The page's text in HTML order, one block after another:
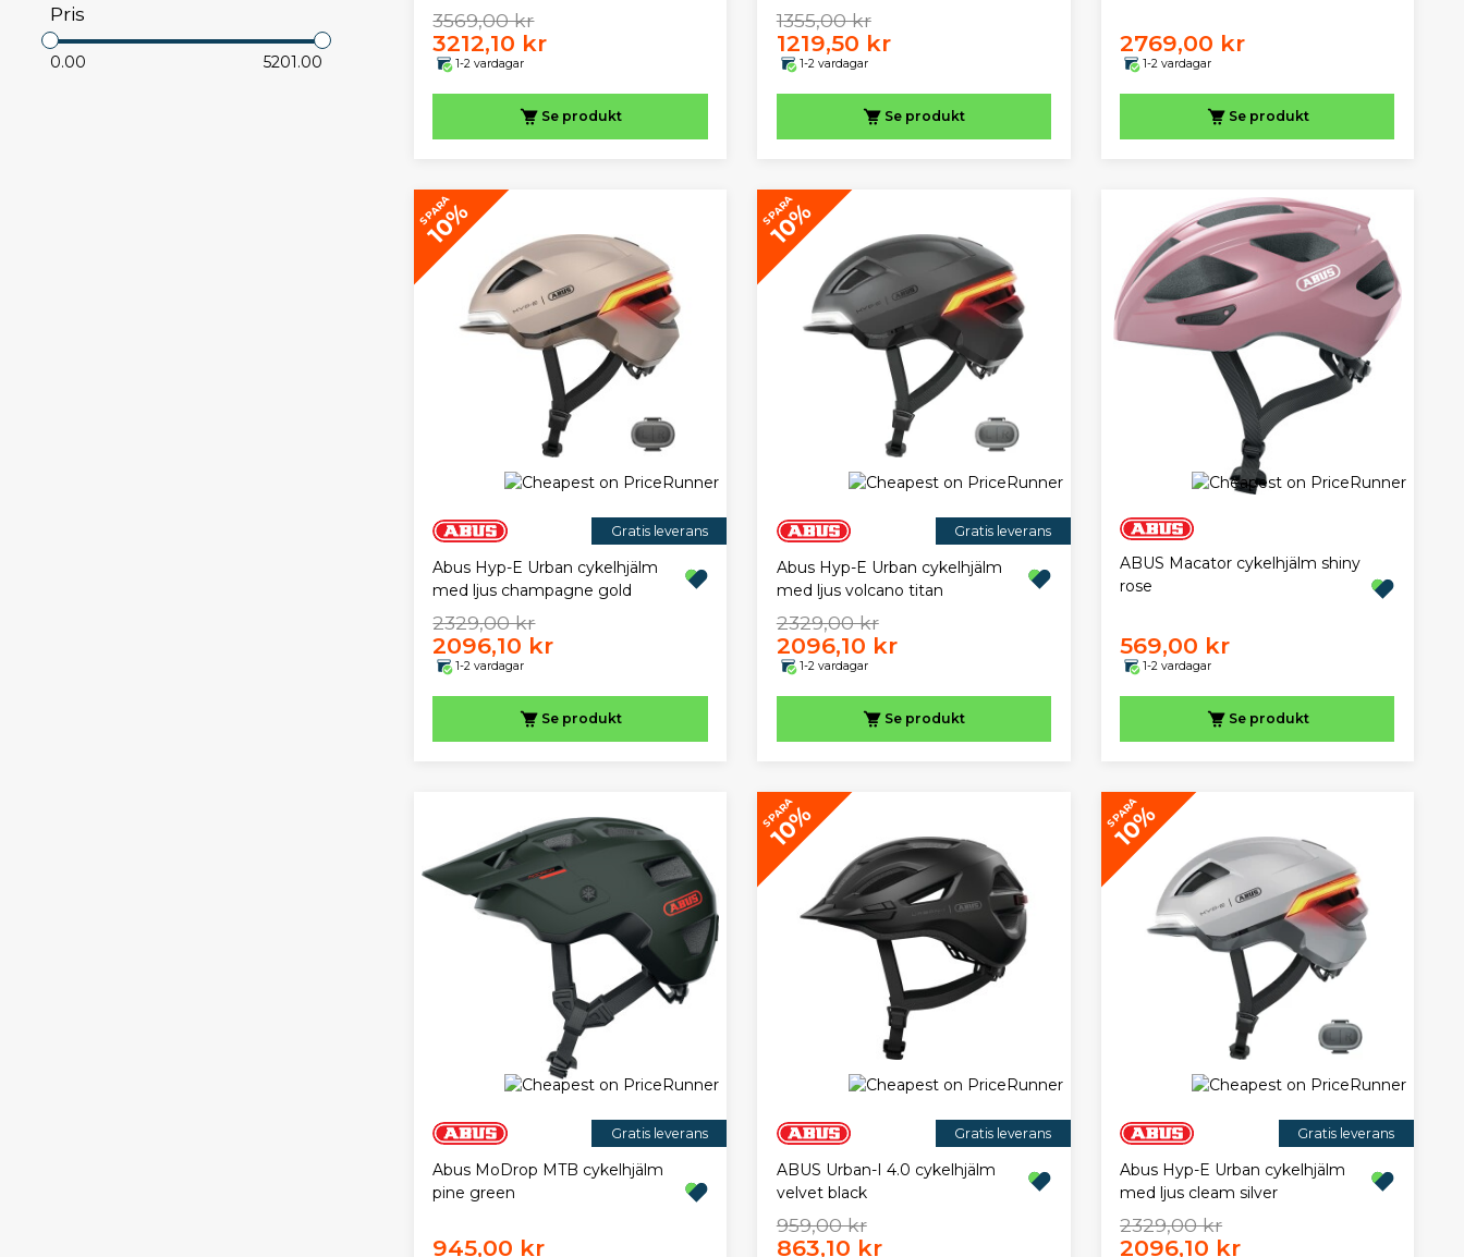
Pris
0.00 5201.00
3569,00 kr
3212,10 kr
1-2 vardagar
Se produkt
1355,00 kr
1219,50 kr
1-2 vardagar
Se produkt
2769,00 kr
1-2 vardagar
Se produkt
SPARA
10%
Gratis leverans
Abus Hyp-E Urban cykelhjälm
med ljus champagne gold
2329,00 kr
2096,10 kr
1-2 vardagar
Se produkt
SPARA
10%
Gratis leverans
Abus Hyp-E Urban cykelhjälm
med ljus volcano titan
2329,00 kr
2096,10 kr
1-2 vardagar
Se produkt
ABUS Macator cykelhjälm shiny
rose
569,00 kr
1-2 vardagar
Se produkt
Gratis leverans
Abus MoDrop MTB cykelhjälm
pine green
945,00 kr
SPARA
10%
Gratis leverans
ABUS Urban-I 4.0 cykelhjälm
velvet black
959,00 kr
863,10 kr
SPARA
10%
Gratis leverans
Abus Hyp-E Urban cykelhjälm
med ljus cleam silver
2329,00 kr
2096,10 kr